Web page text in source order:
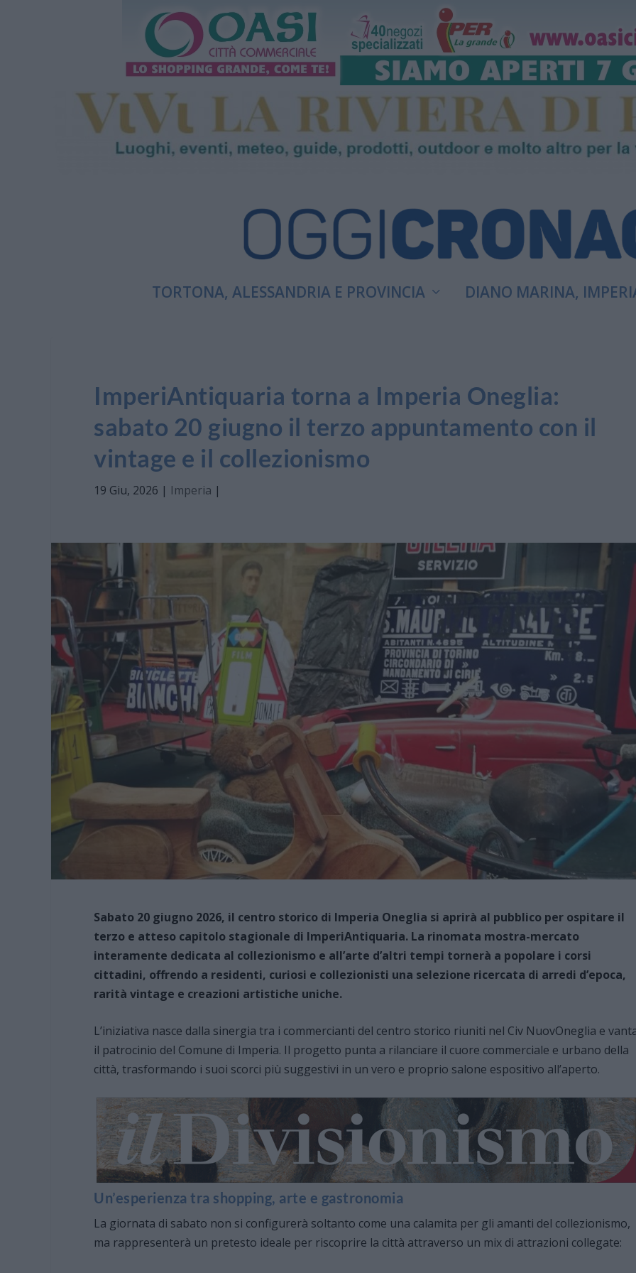
TORTONA, ALESSANDRIA E PROVINCIA DIANO MARINA,
ImperiAntiquaria torna a Imperia Oneglia:
sabato 20 giugno il terzo appuntamento con il
vintage e il collezionismo
19 Giu, 2026 | Imperia |
Sabato 20 giugno 2026, il centro storico di Imperia Oneglia si aprirà al pubblico per ospitare il
terzo e atteso capitolo stagionale di ImperiAntiquaria. La rinomata mostra-mercato
interamente dedicata al collezionismo e all’arte d’altri tempi tornerà a popolare i corsi
cittadini, offrendo a residenti, curiosi e collezionisti una selezione ricercata di arredi d’epoca,
rarità vintage e creazioni artistiche uniche.
L’iniziativa nasce dalla sinergia tra i commercianti del centro storico riuniti nel Civ NuovOneglia e
il patrocinio del Comune di Imperia. Il progetto punta a rilanciare il cuore commerciale e urbano della
città, trasformando i suoi scorci più suggestivi in un vero e proprio salone espositivo all’aperto.
Un’esperienza tra shopping, arte e gastronomia
La giornata di sabato non si configurerà soltanto come una calamita per gli amanti del collezionismo,
ma rappresenterà un pretesto ideale per riscoprire la città attraverso un mix di attrazioni collegate: